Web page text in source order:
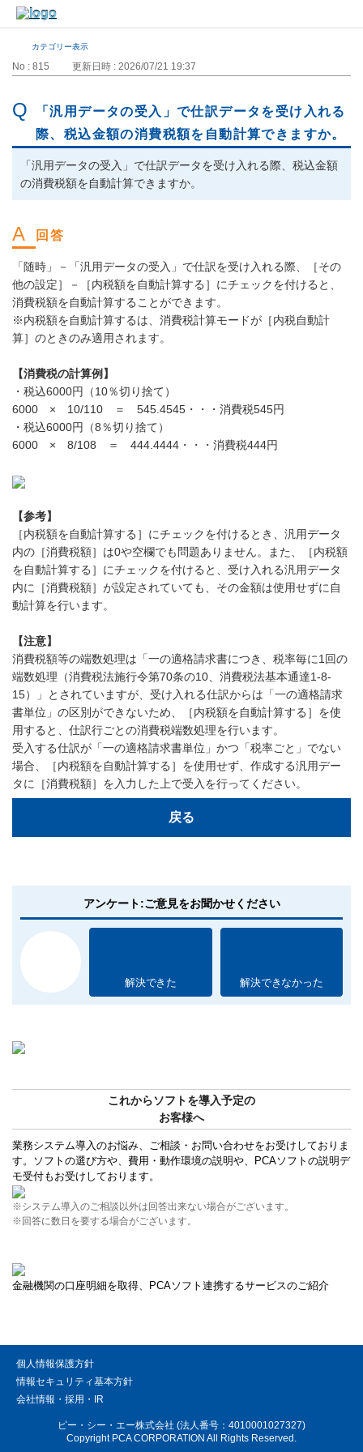
カテゴリー表示
No : 815 更新日時 : 2026/07/21 19:37
「汎用データの受入」で仕訳データを受け入れる
際、税込金額の消費税額を自動計算できますか。
「汎用データの受入」で仕訳データを受け入れる際、税込金額
の消費税額を自動計算できますか。
「随時」－「汎用データの受入」で仕訳を受け入れる際、［その
他の設定］－［内税額を自動計算する］にチェックを付けると、
消費税額を自動計算することができます。
※内税額を自動計算するは、消費税計算モードが［内税自動計
算］のときのみ適用されます。
【消費税の計算例】
・税込6000円（10％切り捨て）
6000 × 10/110 ＝ 545.4545・・・消費税545円
・税込6000円（8％切り捨て）
6000 × 8/108 ＝ 444.4444・・・消費税444円
【参考】
［内税額を自動計算する］にチェックを付けるとき、汎用データ
内の［消費税額］は0や空欄でも問題ありません。また、［内税額
を自動計算する］にチェックを付けると、受け入れる汎用データ
内に［消費税額］が設定されていても、その金額は使用せずに自
動計算を行います。
【注意】
消費税額等の端数処理は「一の適格請求書につき、税率毎に1回の
端数処理（消費税法施行令第70条の10、消費税法基本通達1-8-
15）」とされていますが、受け入れる仕訳からは「一の適格請求
書単位」の区別ができないため、［内税額を自動計算する］を使
用すると、仕訳行ごとの消費税端数処理を行います。
受入する仕訳が「一の適格請求書単位」かつ「税率ごと」でない
場合、［内税額を自動計算する］を使用せず、作成する汎用デー
タに［消費税額］を入力した上で受入を行ってください。
戻る
アンケート:ご意見をお聞かせください
解決できた 解決できなかった
これからソフトを導入予定の
お客様へ
業務システム導入のお悩み、ご相談・お問い合わせをお受けしておりま
す。ソフトの選び方や、費用・動作環境の説明や、PCAソフトの説明デ
モ受付もお受けしております。
※システム導入のご相談以外は回答出来ない場合がございます。
※回答に数日を要する場合がございます。
金融機関の口座明細を取得、PCAソフト連携するサービスのご紹介
個人情報保護方針
情報セキュリティ基本方針
会社情報・採用・IR
ピー・シー・エー株式会社 (法人番号：4010001027327)
Copyright PCA CORPORATION All Rights Reserved.